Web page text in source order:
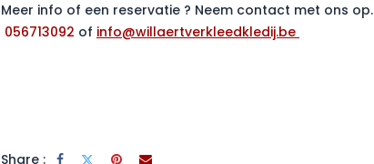
Meer info of een reservatie ? Neem contact met ons op.
056713092 of info@willaertverkleedkledij.be
Share :